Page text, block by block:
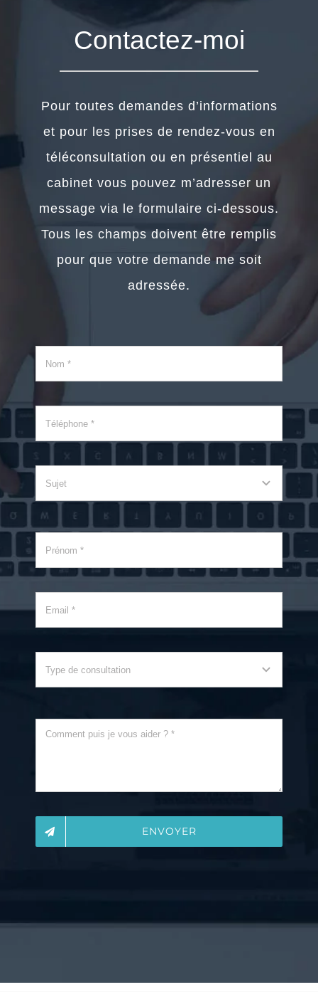
Contactez-moi
Pour toutes demandes d’informations
et pour les prises de rendez-vous en
téléconsultation ou en présentiel au
cabinet vous pouvez m’adresser un
message via le formulaire ci-dessous.
Tous les champs doivent être remplis
pour que votre demande me soit
adressée.
ENVOYER